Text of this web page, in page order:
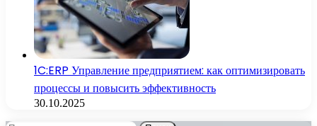
1C:ERP Управление предприятием: как оптимизировать
процессы и повысить эффективность
30.10.2025